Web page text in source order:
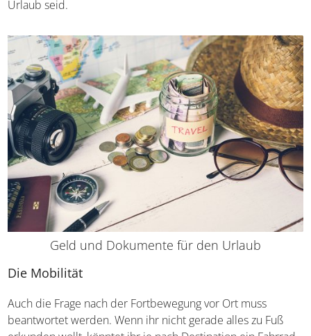
Einige Ziele verlangen außerdem ein Visum, das ihr
rechtzeitig beantragen müsst. Achtet darauf, dass die
Dokumente mindestens sechs Monate lang gültig sind,
wenn ihr im Urlaub seid.
Geld und Dokumente für den Urlaub